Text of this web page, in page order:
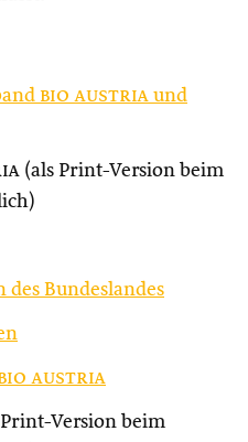
bio austria und
(als Print-Version beim
Bundeslandes
austria
Version beim